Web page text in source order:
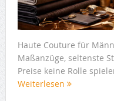
Haute Couture für
Maßanzüge, seltenste
Preise keine Rolle
Weiterlesen